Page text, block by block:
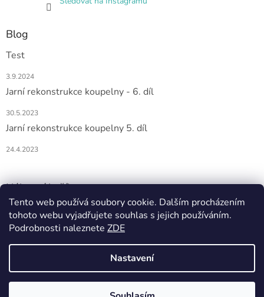
Tento web používá soubory cookie. Dalším procházením
tohoto webu vyjadřujete souhlas s jejich používáním.
Podrobnosti naleznete ZDE
Nastavení
Blog
Test
3.9.2024
Jarní rekonstrukce koupelny - 6. díl
30.5.2023
Jarní rekonstrukce koupelny 5. díl
24.4.2023
Nákupní košík
0KS /0 KČ
Vytvořil Shoptet